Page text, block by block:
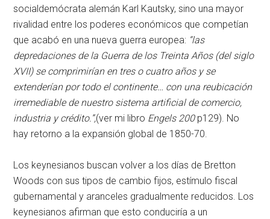
socialdemócrata alemán Karl Kautsky, sino una mayor
rivalidad entre los poderes económicos que competían
que acabó en una nueva guerra europea: “las
depredaciones de la Guerra de los Treinta Años (del siglo
XVII) se comprimirían en tres o cuatro años y se
extenderían por todo el continente… con una reubicación
irremediable de nuestro sistema artificial de comercio,
industria y crédito.”,(ver mi libro Engels 200p129). No
hay retorno a la expansión global de 1850-70.
Los keynesianos buscan volver a los días de Bretton
Woods con sus tipos de cambio fijos, estímulo fiscal
gubernamental y aranceles gradualmente reducidos. Los
keynesianos afirman que esto conduciría a un